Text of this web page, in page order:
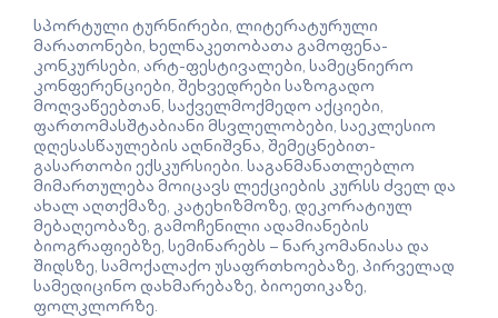
სპორტული ტურნირები, ლიტერატურული
მარათონები, ხელნაკეთობათა გამოფენა-
კონკურსები, არტ-ფესტივალები, სამეცნიერო
კონფერენციები, შეხვედრები საზოგადო
მოღვაწეებთან, საქველმოქმედო აქციები,
ფართომასშტაბიანი მსვლელობები, საეკლესიო
დღესასწაულების აღნიშვნა, შემეცნებით-
გასართობი ექსკურსიები. საგანმანათლებლო
მიმართულება მოიცავს ლექციების კურსს ძველ და
ახალ აღთქმაზე, კატეხიზმოზე, დეკორატიულ
მებაღეობაზე, გამოჩენილი ადამიანების
ბიოგრაფიებზე, სემინარებს – ნარკომანიასა და
შიდსზე, სამოქალაქო უსაფრთხოებაზე, პირველად
სამედიცინო დახმარებაზე, ბიოეთიკაზე,
ფოლკლორზე.